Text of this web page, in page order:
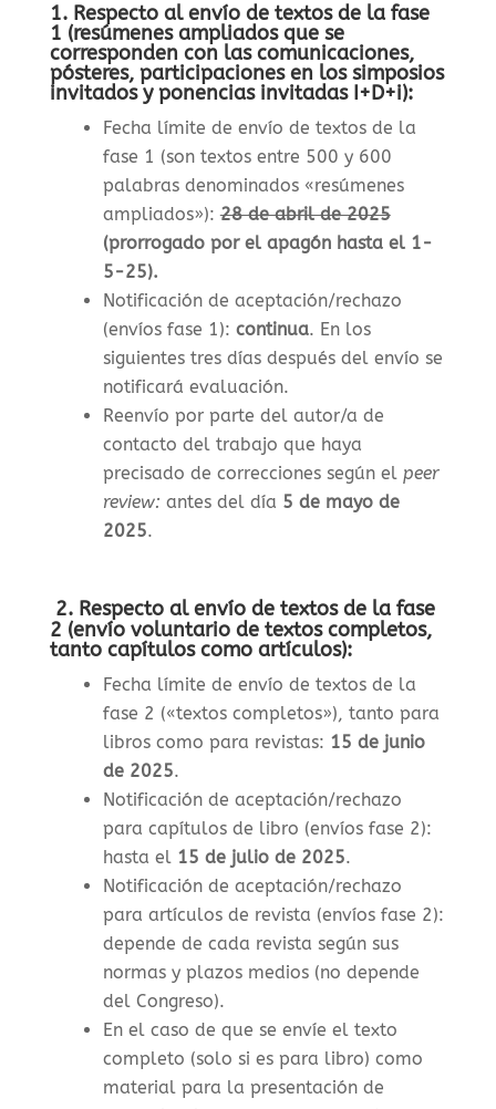
1. Respecto al envío de textos de la fase
1 (resúmenes ampliados que se
corresponden con las comunicaciones,
pósteres, participaciones en los simposios
invitados y ponencias invitadas I+D+i):
Fecha límite de envío de textos de la
fase 1 (son textos entre 500 y 600
palabras denominados «resúmenes
ampliados»):28 de abril de 2025
(prorrogado por el apagón hasta el 1-
5-25).
Notificación de aceptación/rechazo
(envíos fase 1): continua. En los
siguientes tres días después del envío se
notificará evaluación.
Reenvío por parte del autor/a de
contacto del trabajo que haya
precisado de correcciones según el peer
review: antes del día 5 de mayo de
2025.
2. Respecto al envío de textos de la fase
2 (envío voluntario de textos completos,
tanto capítulos como artículos):
Fecha límite de envío de textos de la
fase 2 («textos completos»), tanto para
libros como para revistas: 15 de junio
de 2025.
Notificación de aceptación/rechazo
para capítulos de libro (envíos fase 2):
hasta el 15 de julio de 2025.
Notificación de aceptación/rechazo
para artículos de revista (envíos fase 2):
depende de cada revista según sus
normas y plazos medios (no depende
del Congreso).
En el caso de que se envíe el texto
completo (solo si es para libro) como
material para la presentación de